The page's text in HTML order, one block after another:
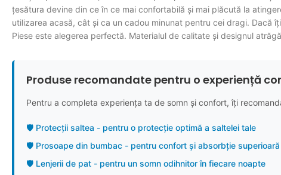
țesătura devine din ce în ce mai confortabilă și mai plăcută la
utilizarea acasă, cât și ca un cadou minunat pentru cei dragi. Dacă
Piese este alegerea perfectă. Materialul de calitate și designul
Produse recomandate pentru o experiență
Pentru a completa experiența ta de somn și confort, îți
🛡️ Protecții saltea - pentru o protecție optimă a saltelei tale
🛡️ Prosoape din bumbac - pentru confort și absorbție superioară
🛡️ Lenjerii de pat - pentru un somn odihnitor în fiecare noapte